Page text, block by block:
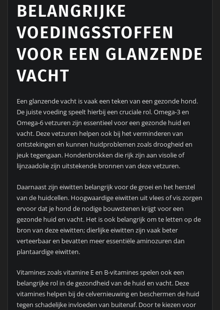
BELANGRIJKE
VOEDINGSSTOFFEN
VOOR EEN GLANZENDE
VACHT
Een glanzende vacht is vaak een teken van een gezonde hond.
De juiste voeding speelt hierbij een cruciale rol. Omega-3 en
Omega-6 vetzuren zijn essentieel voor een gezonde huid en
vacht. Deze vetzuren helpen ook bij het verminderen van
ontstekingen en kunnen huidproblemen zoals droogheid en
jeuk tegengaan. Hondenbrokken die rijk zijn aan visolie of
lijnzaadolie zijn uitstekende bronnen van deze vetzuren.
Daarnaast zijn eiwitten belangrijk voor de groei en het herstel
van de huidcellen. Hoogwaardige eiwitten uit vlees of vis zorgen
ervoor dat je hond de nodige bouwstenen krijgt voor een
gezonde huid en vacht. Het is ook belangrijk om te letten op de
bron van deze eiwitten; dierlijke eiwitten zijn vaak beter
verteerbaar en bevatten meer essentiële aminozuren dan
plantaardige eiwitten.
Vitamines zoals vitamine E en B-vitamines spelen ook een
belangrijke rol in de gezondheid van de huid en vacht. Deze
vitamines helpen bij de celvernieuwing en beschermen de huid
tegen schadelijke invloeden van buitenaf. Door te kiezen voor